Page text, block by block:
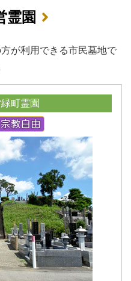
霊園
が利用できる市民墓地で
町霊園